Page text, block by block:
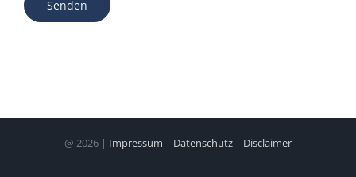
@ 2026 | Impressum | Datenschutz | Disclaimer